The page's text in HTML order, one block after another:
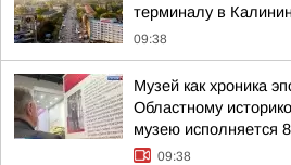
терминалу в
09:38
Музей как хроника
Областному
музею исполняется
09:38